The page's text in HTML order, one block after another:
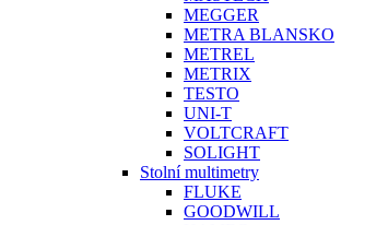
MEGGER
METRA BLANSKO
METREL
METRIX
TESTO
UNI-T
VOLTCRAFT
SOLIGHT
Stolní multimetry
FLUKE
GOODWILL